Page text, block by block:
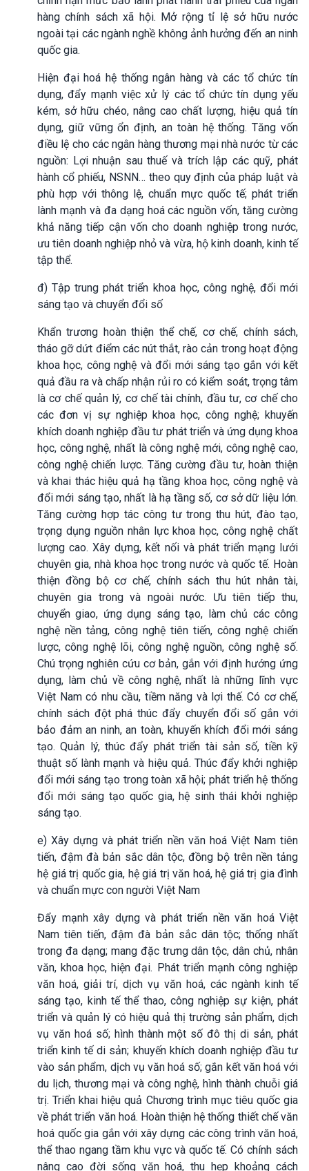
hàng chính sách xã hội. Mở rộng tỉ lệ sở hữu nước
ngoài tại các ngành nghề không ảnh hưởng đến an ninh
quốc gia.
Hiện đại hoá hệ thống ngân hàng và các tổ chức tín
dụng, đẩy mạnh việc xử lý các tổ chức tín dụng yếu
kém, sở hữu chéo, nâng cao chất lượng, hiệu quả tín
dụng, giữ vững ổn định, an toàn hệ thống. Tăng vốn
điều lệ cho các ngân hàng thương mại nhà nước từ các
nguồn: Lợi nhuận sau thuế và trích lập các quỹ, phát
hành cổ phiếu, NSNN… theo quy định của pháp luật và
phù hợp với thông lệ, chuẩn mực quốc tế; phát triển
lành mạnh và đa dạng hoá các nguồn vốn, tăng cường
khả năng tiếp cận vốn cho doanh nghiệp trong nước,
ưu tiên doanh nghiệp nhỏ và vừa, hộ kinh doanh, kinh tế
tập thể.
đ) Tập trung phát triển khoa học, công nghệ, đổi mới
sáng tạo và chuyển đổi số
Khẩn trương hoàn thiện thể chế, cơ chế, chính sách,
tháo gỡ dứt điểm các nút thắt, rào cản trong hoạt động
khoa học, công nghệ và đổi mới sáng tạo gắn với kết
quả đầu ra và chấp nhận rủi ro có kiểm soát, trọng tâm
là cơ chế quản lý, cơ chế tài chính, đầu tư, cơ chế cho
các đơn vị sự nghiệp khoa học, công nghệ; khuyến
khích doanh nghiệp đầu tư phát triển và ứng dụng khoa
học, công nghệ, nhất là công nghệ mới, công nghệ cao,
công nghệ chiến lược. Tăng cường đầu tư, hoàn thiện
và khai thác hiệu quả hạ tầng khoa học, công nghệ và
đổi mới sáng tạo, nhất là hạ tầng số, cơ sở dữ liệu lớn.
Tăng cường hợp tác công tư trong thu hút, đào tạo,
trọng dụng nguồn nhân lực khoa học, công nghệ chất
lượng cao. Xây dựng, kết nối và phát triển mạng lưới
chuyên gia, nhà khoa học trong nước và quốc tế. Hoàn
thiện đồng bộ cơ chế, chính sách thu hút nhân tài,
chuyên gia trong và ngoài nước. Ưu tiên tiếp thu,
chuyển giao, ứng dụng sáng tạo, làm chủ các công
nghệ nền tảng, công nghệ tiên tiến, công nghệ chiến
lược, công nghệ lõi, công nghệ nguồn, công nghệ số.
Chú trọng nghiên cứu cơ bản, gắn với định hướng ứng
dụng, làm chủ về công nghệ, nhất là những lĩnh vực
Việt Nam có nhu cầu, tiềm năng và lợi thế. Có cơ chế,
chính sách đột phá thúc đẩy chuyển đổi số gắn với
bảo đảm an ninh, an toàn, khuyến khích đổi mới sáng
tạo. Quản lý, thúc đẩy phát triển tài sản số, tiền kỹ
thuật số lành mạnh và hiệu quả. Thúc đẩy khởi nghiệp
đổi mới sáng tạo trong toàn xã hội; phát triển hệ thống
đổi mới sáng tạo quốc gia, hệ sinh thái khởi nghiệp
sáng tạo.
e) Xây dựng và phát triển nền văn hoá Việt Nam tiên
tiến, đậm đà bản sắc dân tộc, đồng bộ trên nền tảng
hệ giá trị quốc gia, hệ giá trị văn hoá, hệ giá trị gia đình
và chuẩn mực con người Việt Nam
Đẩy mạnh xây dựng và phát triển nền văn hoá Việt
Nam tiên tiến, đậm đà bản sắc dân tộc; thống nhất
trong đa dạng; mang đặc trưng dân tộc, dân chủ, nhân
văn, khoa học, hiện đại. Phát triển mạnh công nghiệp
văn hoá, giải trí, dịch vụ văn hoá, các ngành kinh tế
sáng tạo, kinh tế thể thao, công nghiệp sự kiện, phát
triển và quản lý có hiệu quả thị trường sản phẩm, dịch
vụ văn hoá số; hình thành một số đô thị di sản, phát
triển kinh tế di sản; khuyến khích doanh nghiệp đầu tư
vào sản phẩm, dịch vụ văn hoá số; gắn kết văn hoá với
du lịch, thương mại và công nghệ, hình thành chuỗi giá
trị. Triển khai hiệu quả Chương trình mục tiêu quốc gia
về phát triển văn hoá. Hoàn thiện hệ thống thiết chế văn
hoá quốc gia gắn với xây dựng các công trình văn hoá,
thể thao ngang tầm khu vực và quốc tế. Có chính sách
nâng cao đời sống văn hoá, thu hẹp khoảng cách